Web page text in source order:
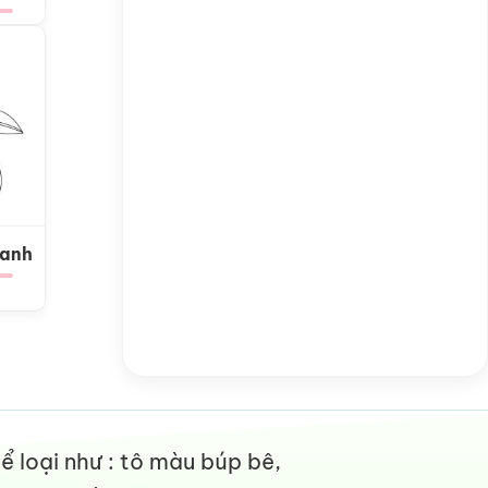
loại như : tô màu búp bê,